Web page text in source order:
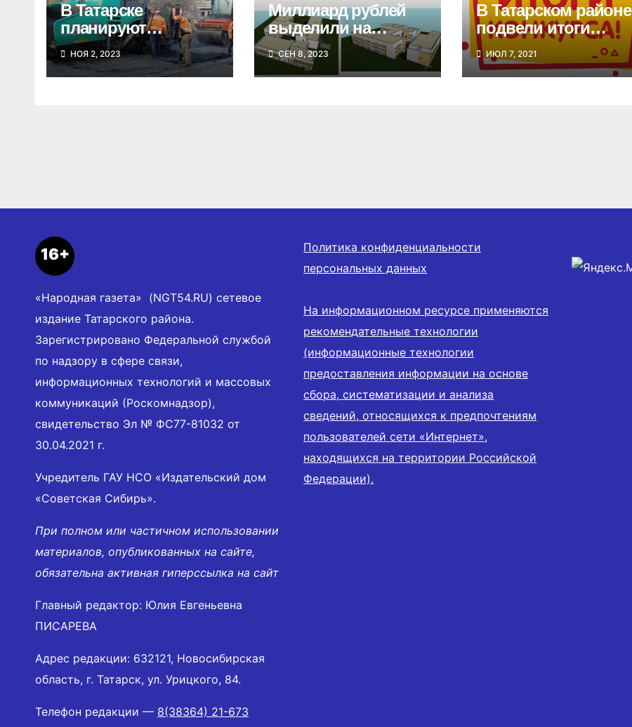
В Татарске
планируют
провести
капитальный
ремонт улицы
НОЯ 2, 2023
Миллиард рублей
выделили на
строительство
новой школы в
Татарске
СЕН 8, 2023
В Татарском районе
подвели итоги
конкурса
общественных
стартапов
ИЮЛ 7, 2021
16+
«Народная газета» (NGT54.RU) сетевое
издание Татарского района.
Зарегистрировано Федеральной службой
по надзору в сфере связи,
информационных технологий и массовых
коммуникаций (Роскомнадзор),
свидетельство Эл № ФС77-81032 от
30.04.2021 г.
Учредитель ГАУ НСО «Издательский дом
«Советская Сибирь».
При полном или частичном использовании
материалов, опубликованных на сайте,
обязательна активная гиперссылка на сайт
Главный редактор: Юлия Евгеньевна
ПИСАРЕВА
Адрес редакции: 632121, Новосибирская
область, г. Татарск, ул. Урицкого, 84.
Телефон редакции — 8(38364) 21-673
Политика конфиденциальности
персональных данных
На информационном ресурсе применяются
рекомендательные технологии
(информационные технологии
предоставления информации на основе
сбора, систематизации и анализа
сведений, относящихся к предпочтениям
пользователей сети «Интернет»,
находящихся на территории Российской
Федерации).